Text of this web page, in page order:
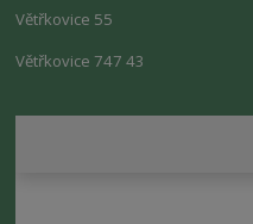
Větřkovice 55
Větřkovice 747 43